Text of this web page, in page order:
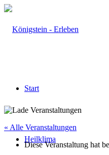
Start
Heilklima
« Alle Veranstaltungen
Diese Veranstaltung hat